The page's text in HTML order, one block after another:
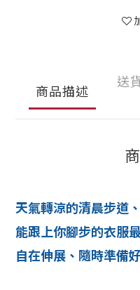
商品描述
送
天氣轉涼的清晨步道
能跟上你腳步的衣服
自在伸展、隨時準備